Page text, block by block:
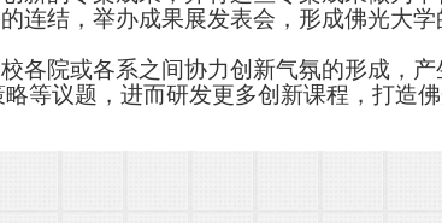
连结，举办成果展发表会，形成佛光大学
各院或各系之间协力创新气氛的形成，
等议题，进而研发更多创新课程，打造